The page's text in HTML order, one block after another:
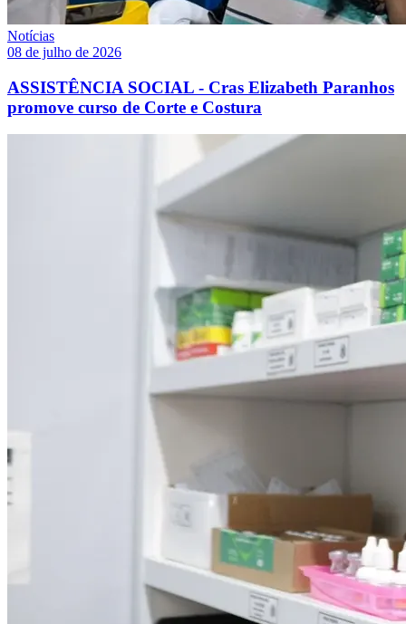
Notícias
08 de julho de 2026
ASSISTÊNCIA SOCIAL - Cras Elizabeth Paranhos
promove curso de Corte e Costura